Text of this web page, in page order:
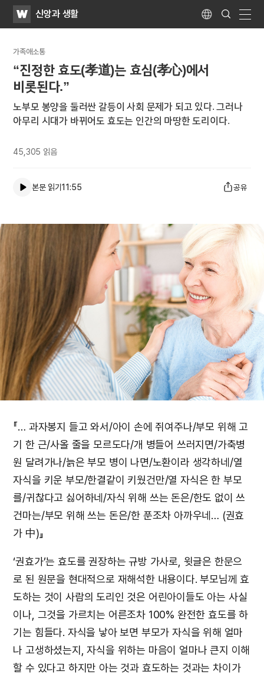
WATV신앙과 생활 Language
Search
Submit
가족애소통
“진정한 효도(孝道)는 효심(孝心)에서
비롯된다.”
노부모 봉양을 둘러싼 갈등이 사회 문제가 되고 있다. 그러나
아무리 시대가 바뀌어도 효도는 인간의 마땅한 도리이다.
45,305 읽음
본문 읽기11:55 공유
『… 과자봉지 들고 와서/아이 손에 쥐여주나/부모 위해 고
기 한 근/사올 줄을 모르도다/개 병들어 쓰러지면/가축병
원 달려가나/늙은 부모 병이 나면/노환이라 생각하네/열
자식을 키운 부모/한결같이 키웠건만/열 자식은 한 부모
를/귀찮다고 싫어하네/자식 위해 쓰는 돈은/한도 없이 쓰
건마는/부모 위해 쓰는 돈은/한 푼조차 아까우네… (권효
가 中)』
‘권효가’는 효도를 권장하는 규방 가사로, 윗글은 한문으
로 된 원문을 현대적으로 재해석한 내용이다. 부모님께 효
도하는 것이 사람의 도리인 것은 어린아이들도 아는 사실
이나, 그것을 가르치는 어른조차 100% 완전한 효도를 하
기는 힘들다. 자식을 낳아 보면 부모가 자식을 위해 얼마
나 고생하셨는지, 자식을 위하는 마음이 얼마나 큰지 이해
할 수 있다고 하지만 아는 것과 효도하는 것과는 차이가